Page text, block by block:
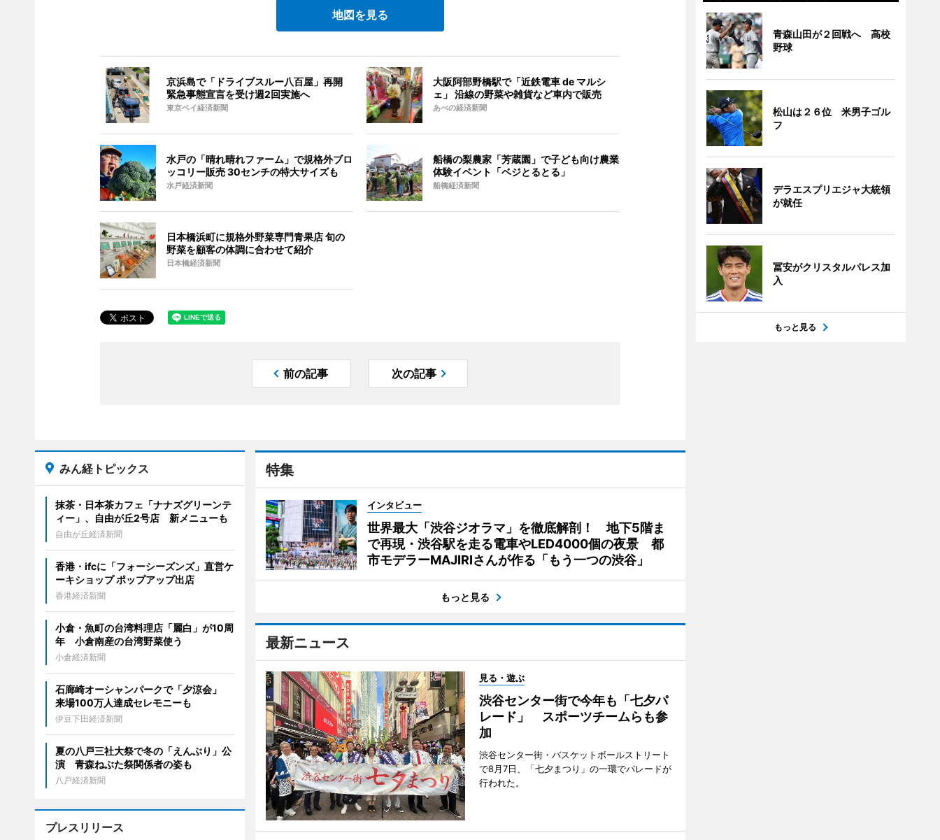
地図を見る
京浜島で「ドライブスルー八百屋」再開
緊急事態宣言を受け週2回実施へ
東京ベイ経済新聞
大阪阿部野橋駅で「近鉄電車 de マルシ
ェ」 沿線の野菜や雑貨など車内で販売
あべの経済新聞
水戸の「晴れ晴れファーム」で規格外ブロ
ッコリー販売 30センチの特大サイズも
水戸経済新聞
船橋の梨農家「芳蔵園」で子ども向け農業
体験イベント「ベジとるとる」
船橋経済新聞
日本橋浜町に規格外野菜専門青果店 旬の
野菜を顧客の体調に合わせて紹介
日本橋経済新聞
前の記事 次の記事
特集
インタビュー
世界最大「渋谷ジオラマ」を徹底解剖！ 地下5階ま
で再現・渋谷駅を走る電車やLED4000個の夜景 都
市モデラーMAJIRIさんが作る「もう一つの渋谷」
もっと見る
最新ニュース
見る・遊ぶ
渋谷センター街で今年も「七夕パ
レード」 スポーツチームらも参
加
渋谷センター街・バスケットボールストリート
で8月7日、「七夕まつり」の一環でパレードが
行われた。
みん経トピックス
抹茶・日本茶カフェ「ナナズグリーンテ
ィー」、自由が丘2号店 新メニューも
自由が丘経済新聞
香港・ifcに「フォーシーズンズ」直営ケ
ーキショップ ポップアップ出店
香港経済新聞
小倉・魚町の台湾料理店「麗白」が10周
年 小倉南産の台湾野菜使う
小倉経済新聞
石廊崎オーシャンパークで「夕涼会」
来場100万人達成セレモニーも
伊豆下田経済新聞
夏の八戸三社大祭で冬の「えんぶり」公
演 青森ねぶた祭関係者の姿も
八戸経済新聞
プレスリリース
青森山田が２回戦へ 高校
野球
松山は２６位 米男子ゴル
フ
デラエスプリエジャ大統領
が就任
冨安がクリスタルパレス加
入
もっと見る